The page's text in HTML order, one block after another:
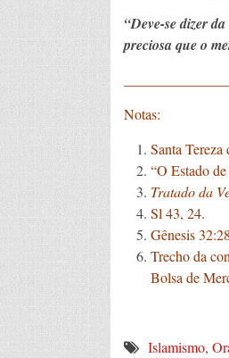
“Deve-se dizer
preciosa que o
Notas:
Santa
“O Estado
Tratado da
Sl 43, 24.
Gênesis
Trecho da
Bolsa de
Islamismo,